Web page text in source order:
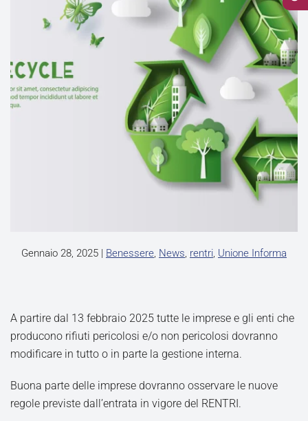
Gennaio 28, 2025 | Benessere, News, rentri, Unione Informa
A partire dal 13 febbraio 2025 tutte le imprese e gli enti che
producono rifiuti pericolosi e/o non pericolosi dovranno
modificare in tutto o in parte la gestione interna.
Buona parte delle imprese dovranno osservare le nuove
regole previste dall’entrata in vigore del RENTRI.